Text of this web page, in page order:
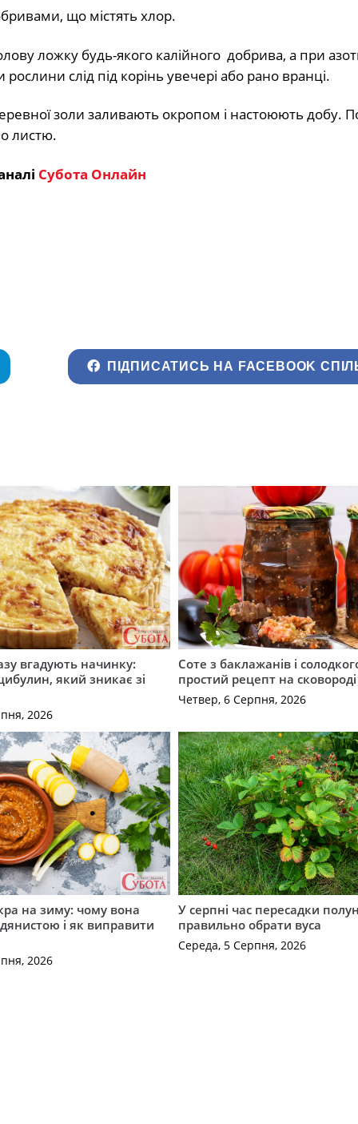
що містять хлор.
ложку будь-якого калійного добрива, а при
слід під корінь увечері або рано вранці.
золи заливають окропом і настоюють добу.
листю.
Субота Онлайн
ПІДПИСАТИСЬ НА FACEBOOK
вгадують начинку:
який зникає зі
2026
Соте з баклажанів і
простий рецепт на сковороді
Четвер, 6 Серпня, 2026
на зиму: чому вона
і як виправити
2026
У серпні час пересадки
правильно обрати вуса
Середа, 5 Серпня, 2026